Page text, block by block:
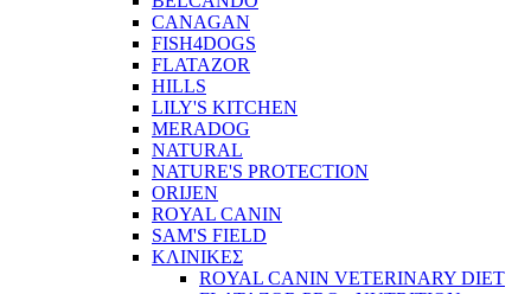
CANAGAN
FISH4DOGS
FLATAZOR
HILLS
LILY'S KITCHEN
MERADOG
NATURAL
NATURE'S PROTECTION
ORIJEN
ROYAL CANIN
SAM'S FIELD
ΚΛΙΝΙΚΕΣ
ROYAL CANIN VETERINARY DIET